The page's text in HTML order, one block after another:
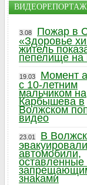
3.08
Пожар в
«Здоровье
житель
пепелище на
19.03
Момент
с 10-летним
мальчиком на
Карбышева в
Волжском
видео
23.01
В
эвакуировали
автомобили,
оставленные
знаками